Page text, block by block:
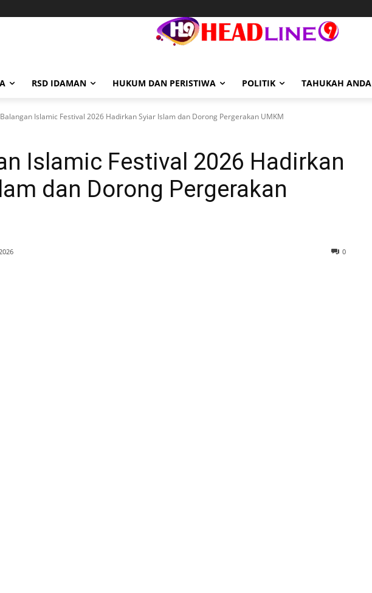
RSD IDAMAN HUKUM DAN PERISTIWA POLITIK TAHUKAH ANDA
Balangan Islamic Festival 2026 Hadirkan Syiar Islam dan Dorong Pergerakan UMKM
Islamic Festival 2026 Hadirkan
dan Dorong Pergerakan
0